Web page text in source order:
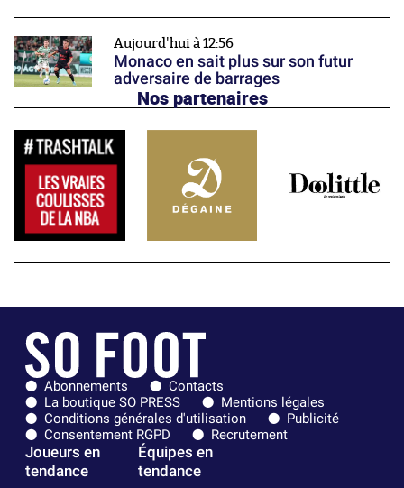
Aujourd'hui à 12:56
Monaco en sait plus sur son futur
adversaire de barrages
Nos partenaires
Abonnements
Contacts
La boutique SO PRESS
Mentions légales
Conditions générales d'utilisation
Publicité
Consentement RGPD
Recrutement
Joueurs en
tendance
Équipes en
tendance